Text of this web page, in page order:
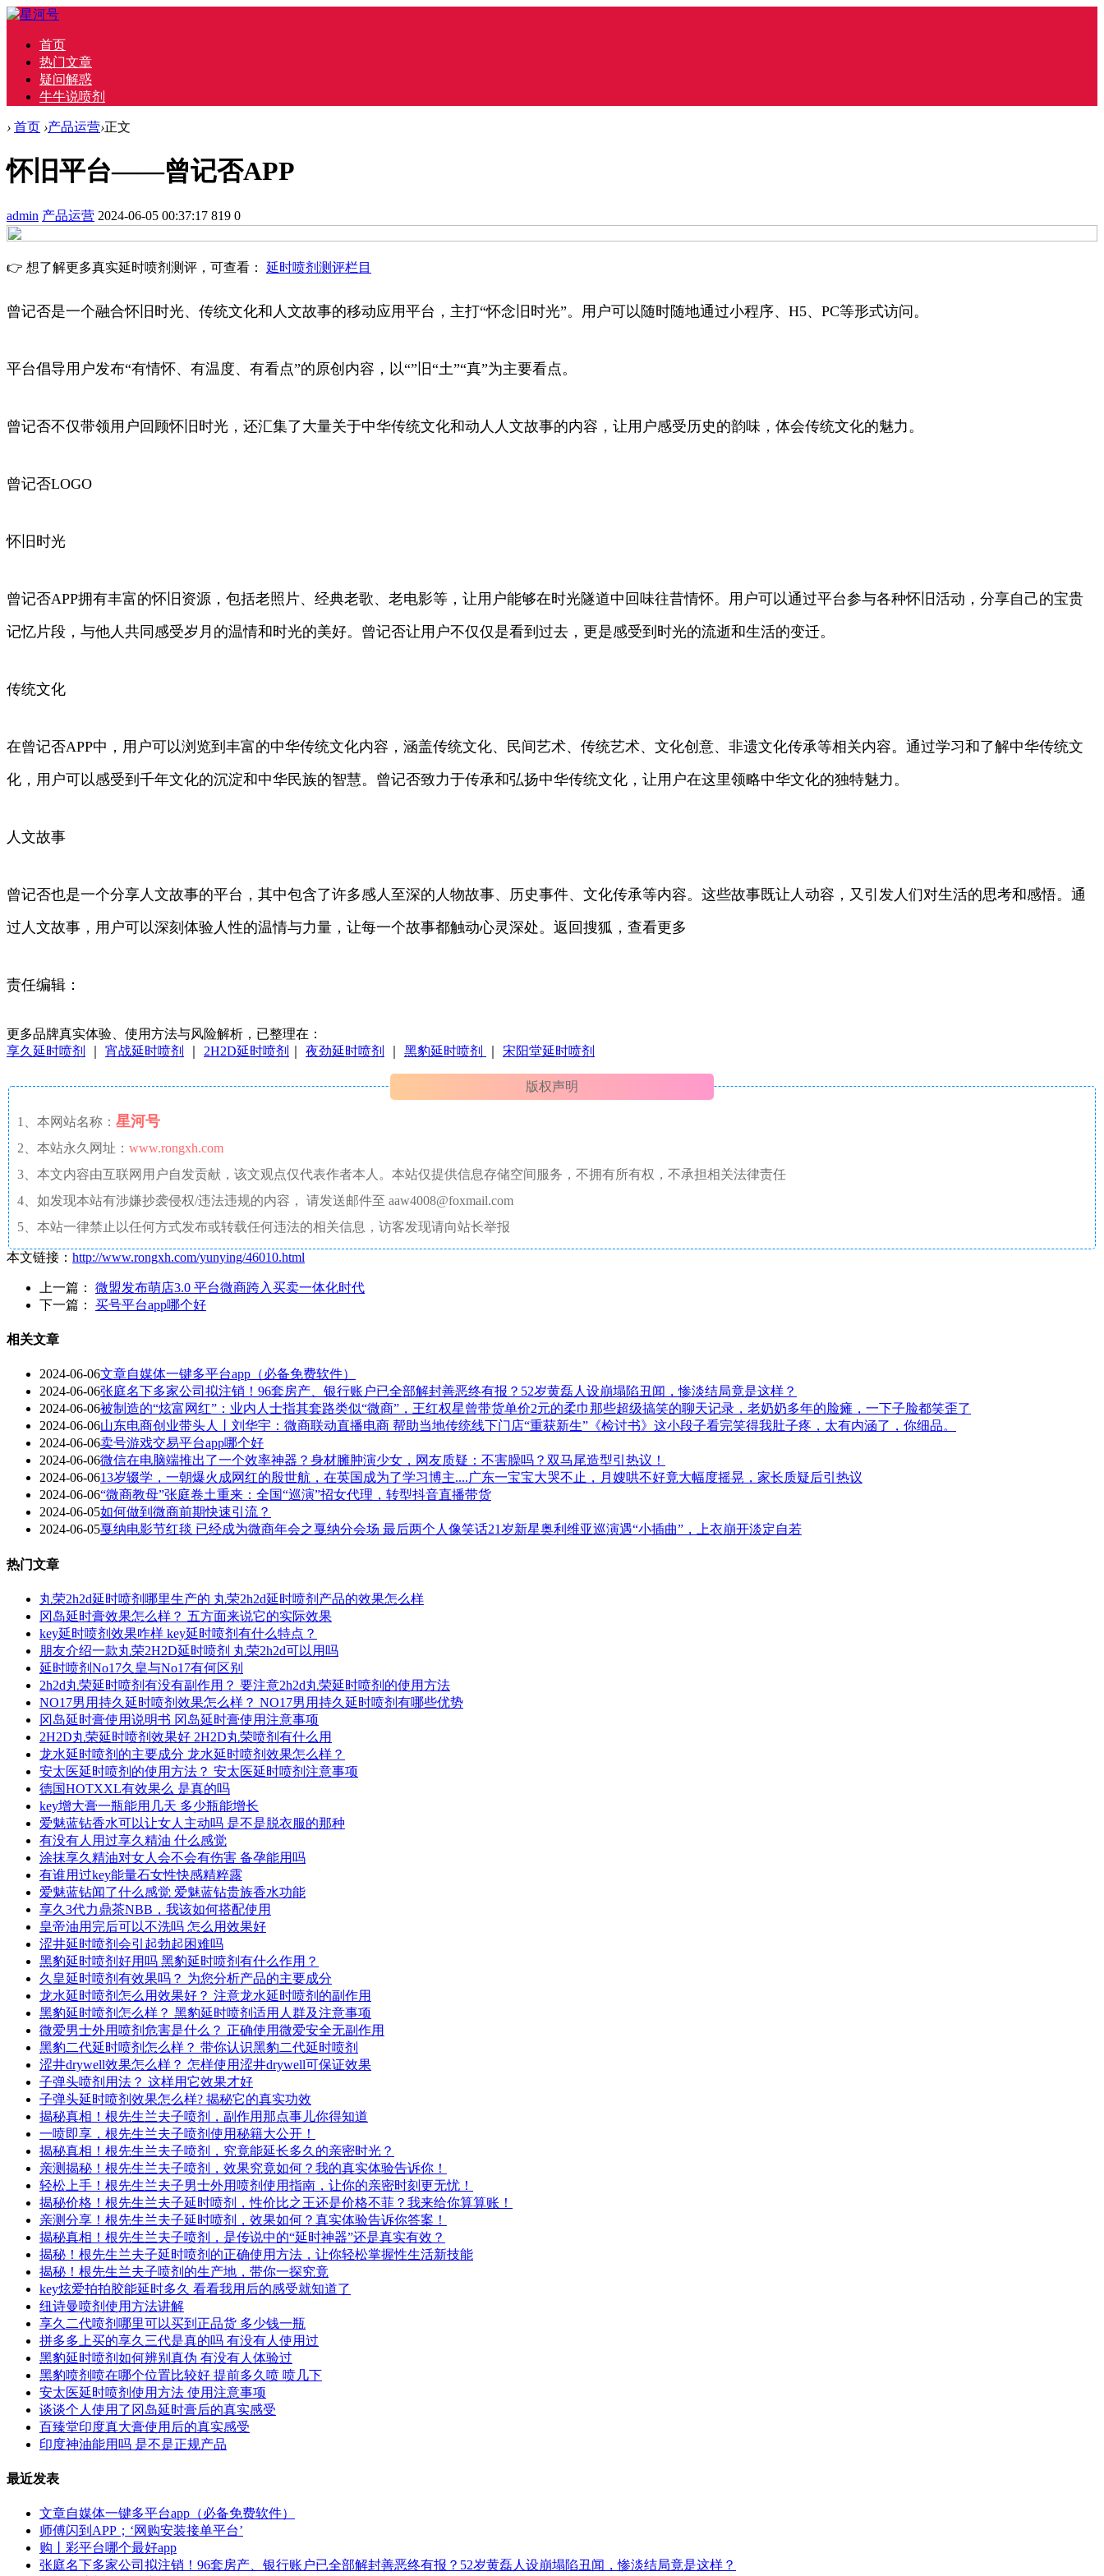
首页
热门文章
疑问解惑
牛牛说喷剂
› 首页 ›产品运营›正文
怀旧平台——曾记否APP
admin 产品运营 2024-06-05 00:37:17 819 0
👉 想了解更多真实延时喷剂测评，可查看： 延时喷剂测评栏目
曾记否是一个融合怀旧时光、传统文化和人文故事的移动应用平台，主打“怀念旧时光”。用户可以随时随地通过小程序、H5、PC等形式访问。
平台倡导用户发布“有情怀、有温度、有看点”的原创内容，以“”旧“土”“真”为主要看点。
曾记否不仅带领用户回顾怀旧时光，还汇集了大量关于中华传统文化和动人人文故事的内容，让用户感受历史的韵味，体会传统文化的魅力。
曾记否LOGO
怀旧时光
曾记否APP拥有丰富的怀旧资源，包括老照片、经典老歌、老电影等，让用户能够在时光隧道中回味往昔情怀。用户可以通过平台参与各种怀旧活动，分享自己的宝贵
记忆片段，与他人共同感受岁月的温情和时光的美好。曾记否让用户不仅仅是看到过去，更是感受到时光的流逝和生活的变迁。
传统文化
在曾记否APP中，用户可以浏览到丰富的中华传统文化内容，涵盖传统文化、民间艺术、传统艺术、文化创意、非遗文化传承等相关内容。通过学习和了解中华传统文
化，用户可以感受到千年文化的沉淀和中华民族的智慧。曾记否致力于传承和弘扬中华传统文化，让用户在这里领略中华文化的独特魅力。
人文故事
曾记否也是一个分享人文故事的平台，其中包含了许多感人至深的人物故事、历史事件、文化传承等内容。这些故事既让人动容，又引发人们对生活的思考和感悟。通
过人文故事，用户可以深刻体验人性的温情与力量，让每一个故事都触动心灵深处。返回搜狐，查看更多
责任编辑：
更多品牌真实体验、使用方法与风险解析，已整理在：
享久延时喷剂
宵战延时喷剂 2H2D延时喷剂 夜劲延时喷剂 黑豹延时喷剂 宋阳堂延时喷剂
版权声明
1、本网站名称： 星河号
2、本站永久网址： www.rongxh.com
3、本文内容由互联网用户自发贡献，该文观点仅代表作者本人。本站仅提供信息存储空间服务，不拥有所有权，不承担相关法律责任
4、如发现本站有涉嫌抄袭侵权/违法违规的内容， 请发送邮件至 aaw4008@foxmail.com
5、本站一律禁止以任何方式发布或转载任何违法的相关信息，访客发现请向站长举报
本文链接： http://www.rongxh.com/yunying/46010.html
上一篇： 微盟发布萌店3.0 平台微商跨入买卖一体化时代
下一篇： 买号平台app哪个好
相关文章
2024-06-06文章自媒体一键多平台app（必备免费软件）
2024-06-06张庭名下多家公司拟注销！96套房产、银行账户已全部解封善恶终有报？52岁黄磊人设崩塌陷丑闻，惨淡结局竟是这样？
2024-06-06被制造的“炫富网红”：业内人士指其套路类似“微商”，王红权星曾带货单价2元的柔巾那些超级搞笑的聊天记录，老奶奶多年的脸瘫，一下子脸都笑歪了
2024-06-06山东电商创业带头人丨刘华宇：微商联动直播电商 帮助当地传统线下门店“重获新生”《检讨书》这小段子看完笑得我肚子疼，太有内涵了，你细品。
2024-06-06卖号游戏交易平台app哪个好
2024-06-06微信在电脑端推出了一个效率神器？身材臃肿演少女，网友质疑：不害臊吗？双马尾造型引热议！
2024-06-0613岁辍学，一朝爆火成网红的殷世航，在英国成为了学习博主....广东一宝宝大哭不止，月嫂哄不好竟大幅度摇晃，家长质疑后引热议
2024-06-06“微商教母”张庭卷土重来：全国“巡演”招女代理，转型抖音直播带货
2024-06-05如何做到微商前期快速引流？
2024-06-05戛纳电影节红毯 已经成为微商年会之戛纳分会场 最后两个人像笑话21岁新星奥利维亚巡演遇“小插曲”，上衣崩开淡定自若
热门文章
丸荣2h2d延时喷剂哪里生产的 丸荣2h2d延时喷剂产品的效果怎么样
冈岛延时膏效果怎么样？ 五方面来说它的实际效果
key延时喷剂效果咋样 key延时喷剂有什么特点？
朋友介绍一款丸荣2H2D延时喷剂 丸荣2h2d可以用吗
延时喷剂No17久皇与No17有何区别
2h2d丸荣延时喷剂有没有副作用？ 要注意2h2d丸荣延时喷剂的使用方法
NO17男用持久延时喷剂效果怎么样？ NO17男用持久延时喷剂有哪些优势
冈岛延时膏使用说明书 冈岛延时膏使用注意事项
2H2D丸荣延时喷剂效果好 2H2D丸荣喷剂有什么用
龙水延时喷剂的主要成分 龙水延时喷剂效果怎么样？
安太医延时喷剂的使用方法？ 安太医延时喷剂注意事项
德国HOTXXL有效果么 是真的吗
key增大膏一瓶能用几天 多少瓶能增长
爱魅蓝钻香水可以让女人主动吗 是不是脱衣服的那种
有没有人用过享久精油 什么感觉
涂抹享久精油对女人会不会有伤害 备孕能用吗
有谁用过key能量石女性快感精粹露
爱魅蓝钻闻了什么感觉 爱魅蓝钻贵族香水功能
享久3代力鼎茶NBB，我该如何搭配使用
皇帝油用完后可以不洗吗 怎么用效果好
涩井延时喷剂会引起勃起困难吗
黑豹延时喷剂好用吗 黑豹延时喷剂有什么作用？
久皇延时喷剂有效果吗？ 为您分析产品的主要成分
龙水延时喷剂怎么用效果好？ 注意龙水延时喷剂的副作用
黑豹延时喷剂怎么样？ 黑豹延时喷剂适用人群及注意事项
微爱男士外用喷剂危害是什么？ 正确使用微爱安全无副作用
黑豹二代延时喷剂怎么样？ 带你认识黑豹二代延时喷剂
涩井drywell效果怎么样？ 怎样使用涩井drywell可保证效果
子弹头喷剂用法？ 这样用它效果才好
子弹头延时喷剂效果怎么样? 揭秘它的真实功效
揭秘真相！根先生兰夫子喷剂，副作用那点事儿你得知道
一喷即享，根先生兰夫子喷剂使用秘籍大公开！
揭秘真相！根先生兰夫子喷剂，究竟能延长多久的亲密时光？
亲测揭秘！根先生兰夫子喷剂，效果究竟如何？我的真实体验告诉你！
轻松上手！根先生兰夫子男士外用喷剂使用指南，让你的亲密时刻更无忧！
揭秘价格！根先生兰夫子延时喷剂，性价比之王还是价格不菲？我来给你算算账！
亲测分享！根先生兰夫子延时喷剂，效果如何？真实体验告诉你答案！
揭秘真相！根先生兰夫子喷剂，是传说中的“延时神器”还是真实有效？
揭秘！根先生兰夫子延时喷剂的正确使用方法，让你轻松掌握性生活新技能
揭秘！根先生兰夫子喷剂的生产地，带你一探究竟
key炫爱拍拍胶能延时多久 看看我用后的感受就知道了
纽诗曼喷剂使用方法讲解
享久二代喷剂哪里可以买到正品货 多少钱一瓶
拼多多上买的享久三代是真的吗 有没有人使用过
黑豹延时喷剂如何辨别真伪 有没有人体验过
黑豹喷剂喷在哪个位置比较好 提前多久喷 喷几下
安太医延时喷剂使用方法 使用注意事项
谈谈个人使用了冈岛延时膏后的真实感受
百臻堂印度真大膏使用后的真实感受
印度神油能用吗 是不是正规产品
最近发表
文章自媒体一键多平台app（必备免费软件）
师傅闪到APP；‘网购安装接单平台’
购丨彩平台哪个最好app
张庭名下多家公司拟注销！96套房产、银行账户已全部解封善恶终有报？52岁黄磊人设崩塌陷丑闻，惨淡结局竟是这样？